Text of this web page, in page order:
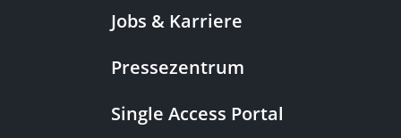
Jobs & Karriere
Pressezentrum
Single Access Portal